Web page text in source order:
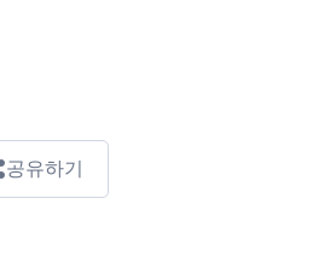
공유하기